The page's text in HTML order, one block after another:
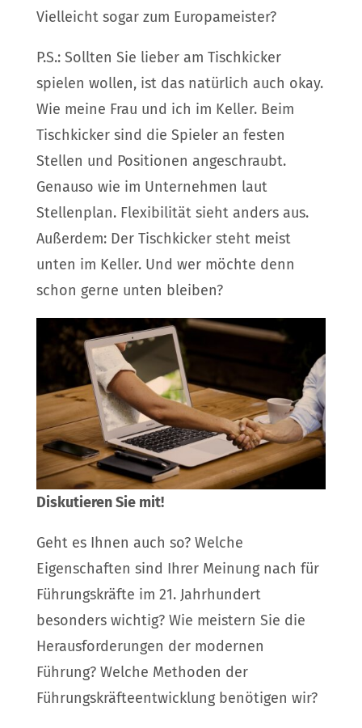
Vielleicht sogar zum Europameister?
P.S.: Sollten Sie lieber am Tischkicker
spielen wollen, ist das natürlich auch okay.
Wie meine Frau und ich im Keller. Beim
Tischkicker sind die Spieler an festen
Stellen und Positionen angeschraubt.
Genauso wie im Unternehmen laut
Stellenplan. Flexibilität sieht anders aus.
Außerdem: Der Tischkicker steht meist
unten im Keller. Und wer möchte denn
schon gerne unten bleiben?
Diskutieren Sie mit!
Geht es Ihnen auch so? Welche
Eigenschaften sind Ihrer Meinung nach für
Führungskräfte im 21. Jahrhundert
besonders wichtig? Wie meistern Sie die
Herausforderungen der modernen
Führung? Welche Methoden der
Führungskräfteentwicklung benötigen wir?